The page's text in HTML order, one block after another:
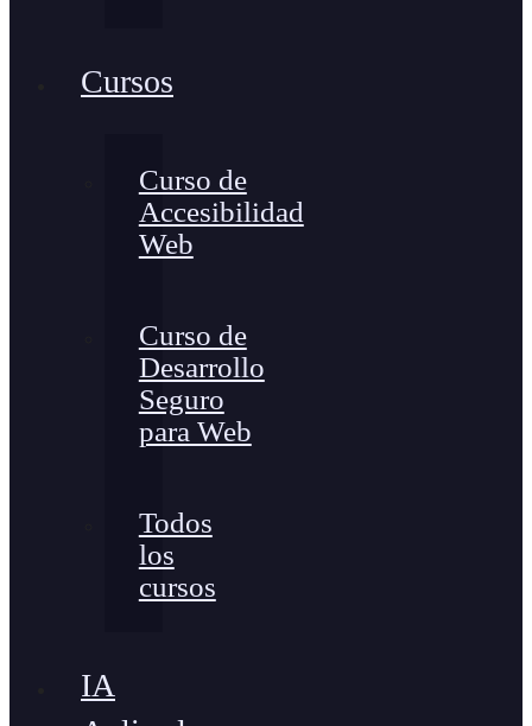
Cursos
Curso de
Accesibilidad
Web
Curso de
Desarrollo
Seguro
para Web
Todos
los
cursos
IA